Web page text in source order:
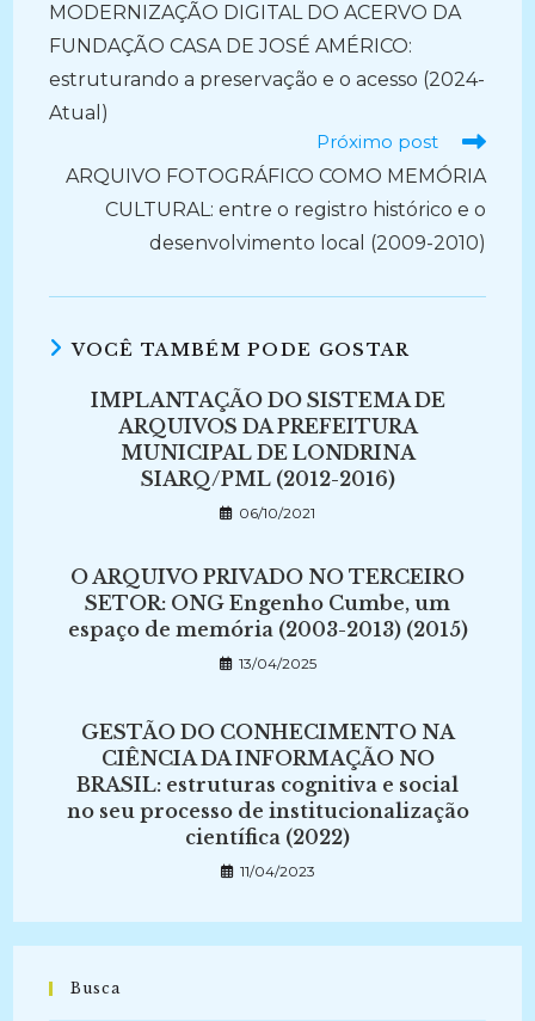
artigos
MODERNIZAÇÃO DIGITAL DO ACERVO DA
FUNDAÇÃO CASA DE JOSÉ AMÉRICO:
estruturando a preservação e o acesso (2024-
Atual)
Próximo post
ARQUIVO FOTOGRÁFICO COMO MEMÓRIA
CULTURAL: entre o registro histórico e o
desenvolvimento local (2009-2010)
VOCÊ TAMBÉM PODE GOSTAR
IMPLANTAÇÃO DO SISTEMA DE
ARQUIVOS DA PREFEITURA
MUNICIPAL DE LONDRINA
SIARQ/PML (2012-2016)
06/10/2021
O ARQUIVO PRIVADO NO TERCEIRO
SETOR: ONG Engenho Cumbe, um
espaço de memória (2003-2013) (2015)
13/04/2025
GESTÃO DO CONHECIMENTO NA
CIÊNCIA DA INFORMAÇÃO NO
BRASIL: estruturas cognitiva e social
no seu processo de institucionalização
científica (2022)
11/04/2023
Busca